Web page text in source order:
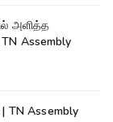
அளித்த
| TN Assembly
TN Assembly